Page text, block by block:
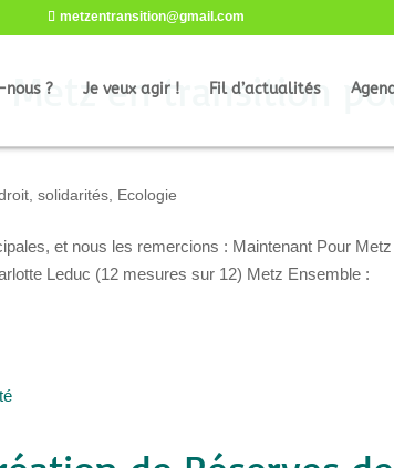
metzentransition@gmail.com
? Je veux agir ! Fil d’actualités
Metz en transition
solidarités Ecologie
et nous les remercions : Maintenant Pour
Leduc (12 mesures sur 12) Metz Ensemble :